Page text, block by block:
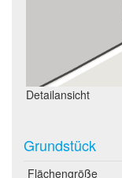
Detailansicht
Grundstück
Flächengröße